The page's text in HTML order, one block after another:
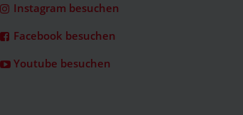
Instagram besuchen
Facebook besuchen
Youtube besuchen